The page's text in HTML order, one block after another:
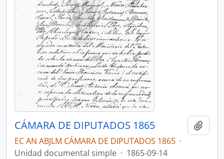
CÁMARA DE DIPUTADOS 1865
EC AN ABJLM CÁMARA DE DIPUTADOS 1865 ·
Unidad documental simple · 1865-09-14